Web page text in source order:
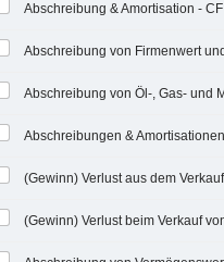
Abschreibung & Amortisation - CF